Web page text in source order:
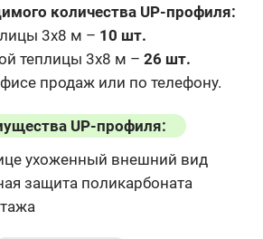
количества UP-профиля:
3х8 м – 10 шт.
теплицы 3х8 м – 26 шт.
продаж или по телефону.
UP-профиля:
ухоженный внешний вид
защита поликарбоната